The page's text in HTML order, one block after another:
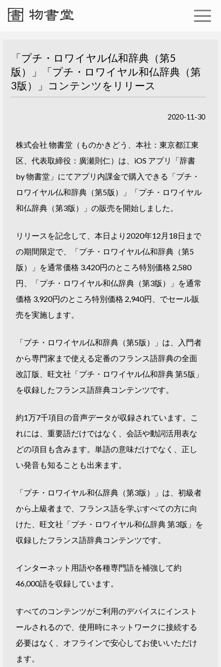
「プチ・ロワイヤル仏和辞典（第5
版）」「プチ・ロワイヤル和仏辞典（第
3版）」コンテンツをリリース
2020-11-30
株式会社 物書堂（ものかきどう、本社：東京都江東
区、代表取締役：廣瀬則仁）は、iOS アプリ「辞書
by 物書堂」にてアプリ内課金で購入できる「プチ・
ロワイヤル仏和辞典（第5版）」「プチ・ロワイヤル
和仏辞典（第3版）」の販売を開始しました。
リリースを記念して、本日より2020年12月18日まで
の期間限定で、「プチ・ロワイヤル仏和辞典（第5
版）」を通常価格 3.420円のところ特別価格 2,580
円、「プチ・ロワイヤル和仏辞典（第3版）」を通常
価格 3,920円のところ特別価格 2,940円、でセール販
売を実施します。
「プチ・ロワイヤル仏和辞典（第5版）」は、入門者
から専門家まで使える定番のフランス語辞典の全面
改訂版、旺文社「プチ・ロワイヤル仏和辞典 第5版」
を収録したフランス語辞典コンテンツです。
約1万7千項目の音声データが収録されています。こ
れには、重要語だけではなく、会話や動詞活用表な
どの項目も含みます。単語の意味だけでなく、正し
い発音も知ることも出来ます。
「プチ・ロワイヤル和仏辞典（第3版）」は、初級者
から上級者まで、フランス語を学ぶすべての方に向
けた、旺文社「プチ・ロワイヤル和仏辞典 第3版」を
収録したフランス語辞典コンテンツです。
インターネット用語や各種専門語を補強して約
46,000語を収録しています。
すべてのコンテンツがご利用のデバイスにインスト
ールされるので、使用時にネットワークに接続する
必要はなく、オフラインで安心してお使いいただけ
ます。